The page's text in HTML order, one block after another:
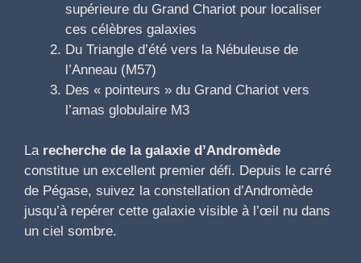
supérieure du Grand Chariot pour localiser
ces célèbres galaxies
Du Triangle d’été vers la Nébuleuse de
l’Anneau (M57)
Des « pointeurs » du Grand Chariot vers
l’amas globulaire M3
La recherche de la galaxie d’Andromède
constitue un excellent premier défi. Depuis le carré
de Pégase, suivez la constellation d’Andromède
jusqu’à repérer cette galaxie visible à l’œil nu dans
un ciel sombre.